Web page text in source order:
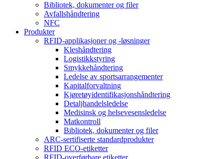
Bibliotek, dokumenter og filer
Avfallshåndtering
NFC
Produkter
RFID-applikasjoner og -løsninger
Kleshåndtering
Logistikkstyring
Smykkehåndtering
Ledelse av sportsarrangementer
Kapitalforvaltning
Kjøretøyidentifikasjonshåndtering
Detaljhandelsledelse
Medisinsk og helsevesensledelse
Matkontroll
Bibliotek, dokumenter og filer
ARC-sertifiserte standardprodukter
RFID ECO-etiketter
RFID-overførbare etiketter